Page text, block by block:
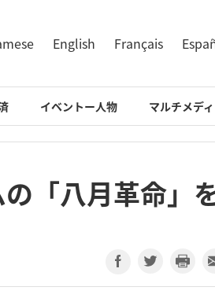
English Français
イベントー人物 マルチメデ
「八月革命」